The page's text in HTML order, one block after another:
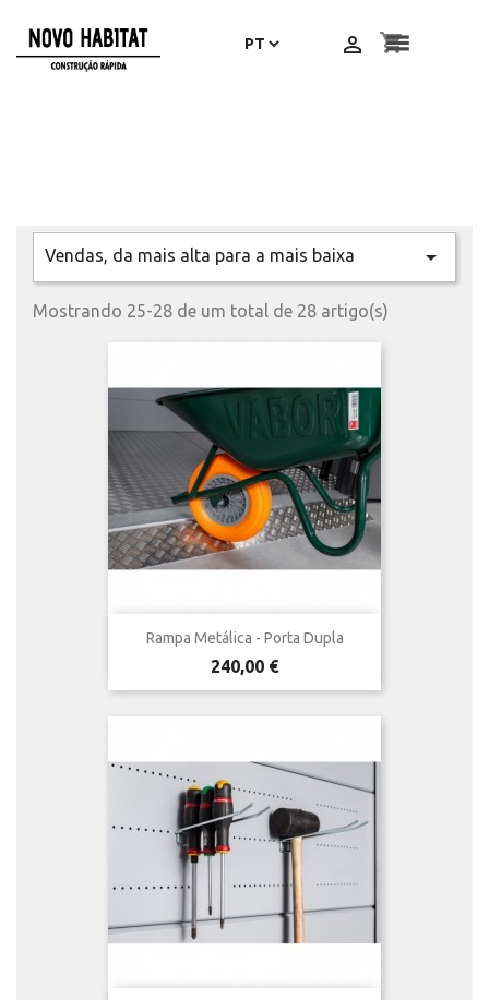
shopping_cart


Vendas, da mais alta para a mais baixa 
Mostrando 25-28 de um total de 28 artigo(s)
Rampa Metálica - Porta Dupla
Preço
240,00 €